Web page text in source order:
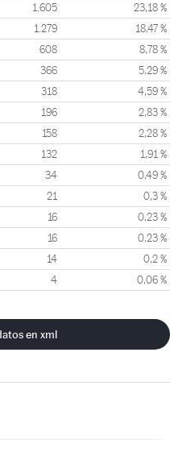
1.605 23,18 %
1.279 18,47 %
608 8,78 %
366 5,29 %
318 4,59 %
196 2,83 %
158 2,28 %
132 1,91 %
34 0,49 %
21 0,3 %
16 0,23 %
16 0,23 %
14 0,2 %
4 0,06 %
en xml